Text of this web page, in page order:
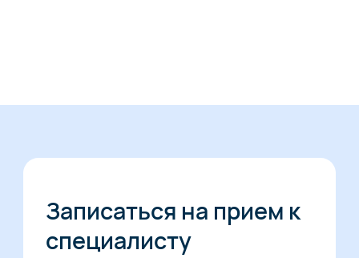
Записаться на прием к
специалисту